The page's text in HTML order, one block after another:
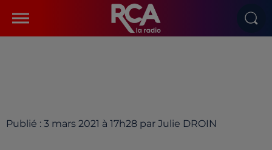
Publié : 3 mars 2021 à 17h28 par Julie DROIN